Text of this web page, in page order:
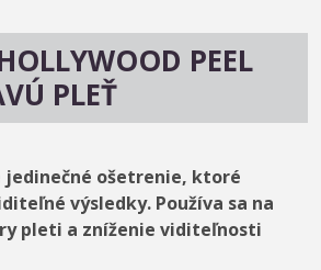
PEEL
PLEŤ
jedinečné ošetrenie, ktoré
výsledky. Používa sa na
pleti a zníženie viditeľnosti